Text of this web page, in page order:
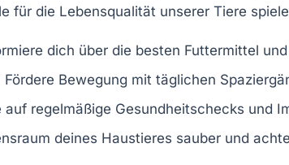
für die Lebensqualität unserer Tiere
dich über die besten Futtermittel
Fördere Bewegung mit täglichen
auf regelmäßige Gesundheitschecks und
deines Haustieres sauber und